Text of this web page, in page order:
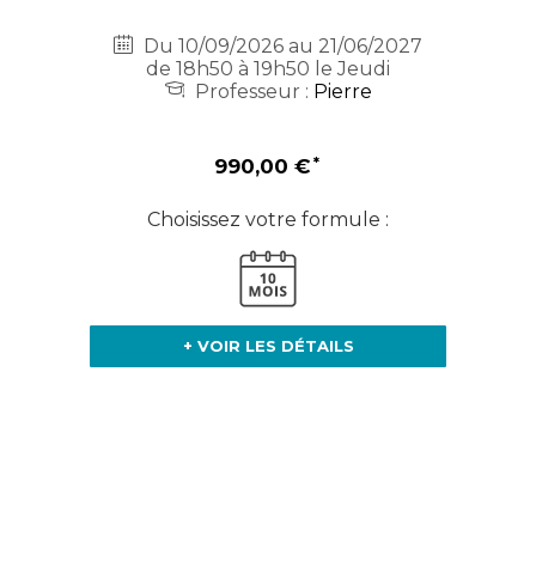
Du 10/09/2026 au 21/06/2027
de 18h50 à 19h50 le Jeudi
Professeur : Pierre
990,00 €
Choisissez votre formule :
+ VOIR LES DÉTAILS